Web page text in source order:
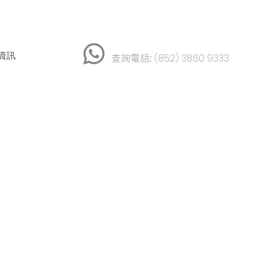
訊 查詢電話: (852) 3860 9333